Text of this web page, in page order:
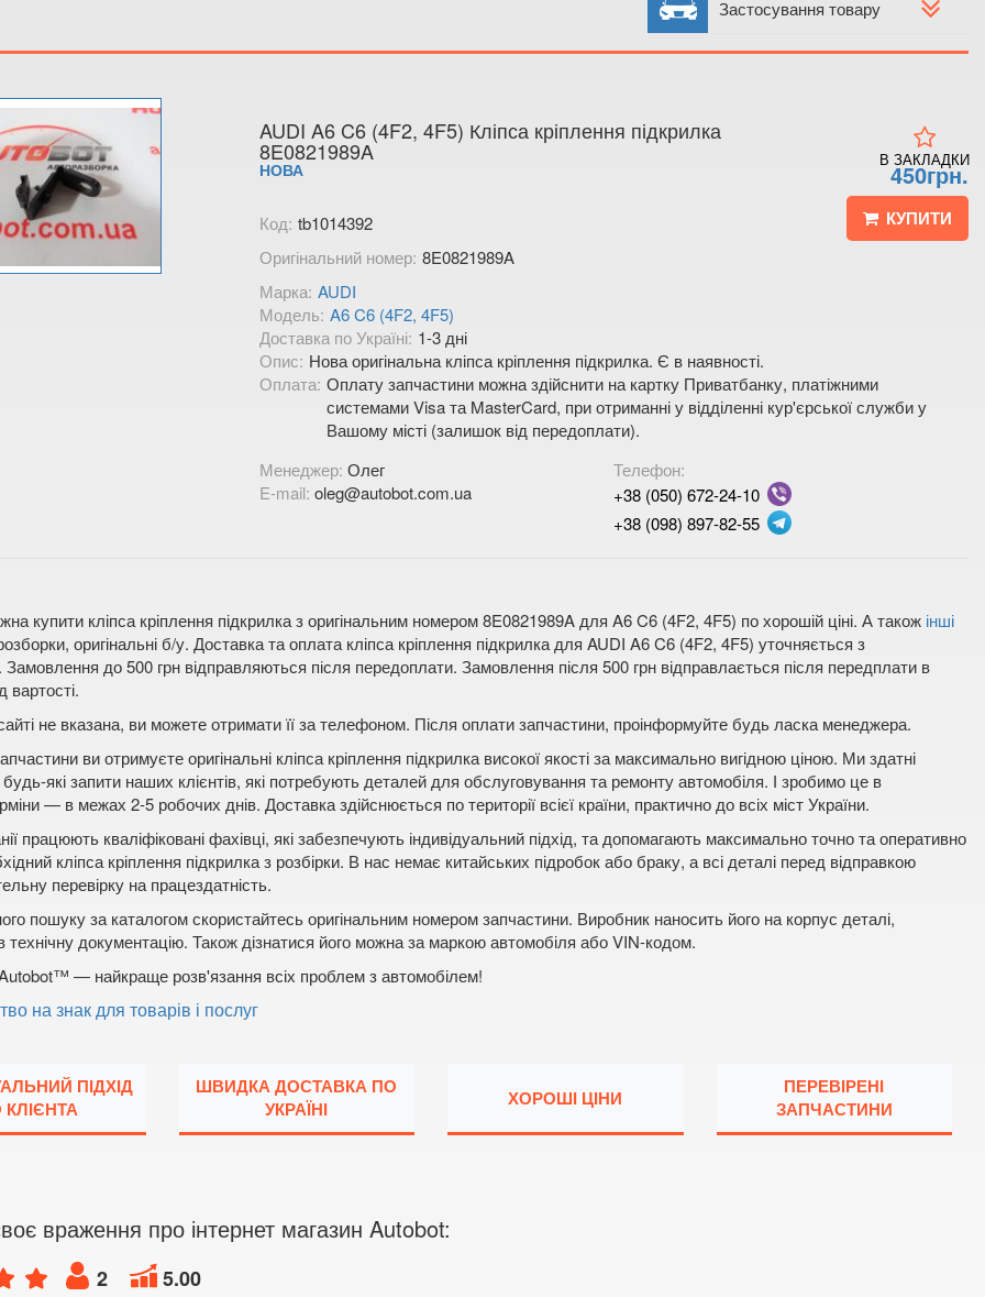
Застосування товару
AUDI A6 C6 (4F2, 4F5) Кліпса кріплення підкрилка
8E0821989A
НОВА 450грн.
КУПИТИ
В ЗАКЛАДКИ
Код: tb1014392
Оригінальний номер: 8E0821989A
Марка: AUDI
Модель: A6 C6 (4F2, 4F5)
Доставка по Україні: 1-3 дні
Опис: Нова оригінальна кліпса кріплення підкрилка. Є в наявності.
Оплата: Оплату запчастини можна здійснити на картку Приватбанку, платіжними
системами Visa та MasterCard, при отриманні у відділенні кур'єрської служби у
Вашому місті (залишок від передоплати).
Менеджер: Олег
E-mail: oleg@autobot.com.ua
Телефон:
+38 (050) 672-24-10
+38 (098) 897-82-55
купити кліпса кріплення підкрилка з оригінальним номером 8E0821989A для A6 C6 (4F2, 4F5) по хорошій ціні. А також інші
оригінальні б/у. Доставка та оплата кліпса кріплення підкрилка для AUDI A6 C6 (4F2, 4F5) уточняється з
до 500 грн відправляються після передоплати. Замовлення після 500 грн відправлається після передплати в
вартості.
не вказана, ви можете отримати її за телефоном. Після оплати запчастини, проінформуйте будь ласка менеджера.
ви отримуєте оригінальні кліпса кріплення підкрилка високої якості за максимально вигідною ціною. Ми здатні
які запити наших клієнтів, які потребують деталей для обслуговування та ремонту автомобіля. І зробимо це в
— в межах 2-5 робочих днів. Доставка здійснюється по території всієї країни, практично до всіх міст України.
працюють кваліфіковані фахівці, які забезпечують індивідуальний підхід, та допомагають максимально точно та оперативно
кліпса кріплення підкрилка з розбірки. В нас немає китайських підробок або браку, а всі деталі перед відправкою
перевірку на працездатність.
пошуку за каталогом скористайтесь оригінальним номером запчастини. Виробник наносить його на корпус деталі,
технічну документацію. Також дізнатися його можна за маркою автомобіля або VIN-кодом.
— найкраще розв'язання всіх проблем з автомобілем!
на знак для товарів і послуг
ПІДХІД
ШВИДКА ДОСТАВКА ПО
УКРАЇНІ
ХОРОШІ ЦІНИ
ПЕРЕВІРЕНІ
ЗАПЧАСТИНИ
враження про інтернет магазин Autobot:
2 5.00